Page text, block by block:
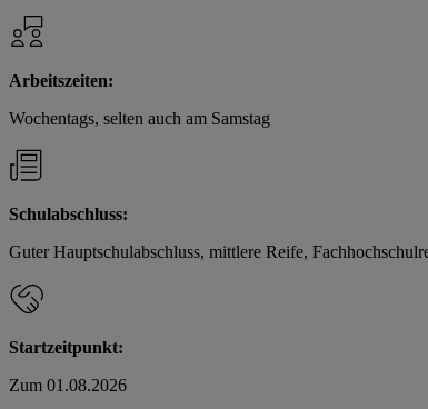
Arbeitszeiten:
Wochentags, selten auch am Samstag
Schulabschluss:
Guter Hauptschulabschluss, mittlere Reife,
Startzeitpunkt:
Zum 01.08.2026